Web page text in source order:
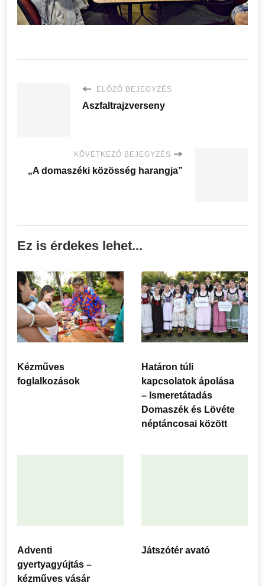
ELŐZŐ BEJEGYZÉS
Aszfaltrajzverseny
KÖVETKEZŐ BEJEGYZÉS
„A domaszéki közösség harangja”
Ez is érdekes lehet...
Kézműves
foglalkozások
Határon túli
kapcsolatok ápolása
– Ismeretátadás
Domaszék és Lövéte
néptáncosai között
Adventi
gyertyagyújtás –
kézműves vásár
Játszótér avató